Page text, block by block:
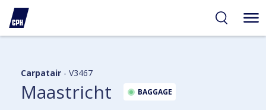
Carpatair - V3467
Maastricht BAGGAGE